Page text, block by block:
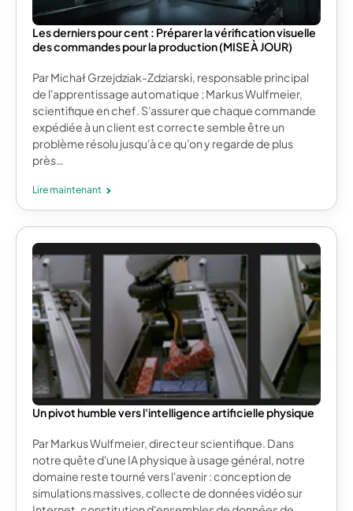
Les derniers pour cent : Préparer la vérification visuelle
des commandes pour la production (MISE À JOUR)
Par Michał Grzejdziak-Zdziarski, responsable principal
de l'apprentissage automatique ; Markus Wulfmeier,
scientifique en chef. S'assurer que chaque commande
expédiée à un client est correcte semble être un
problème résolu jusqu'à ce qu'on y regarde de plus
près…
Lire maintenant
Un pivot humble vers l'intelligence artificielle physique
Par Markus Wulfmeier, directeur scientifique. Dans
notre quête d'une IA physique à usage général, notre
domaine reste tourné vers l'avenir : conception de
simulations massives, collecte de données vidéo sur